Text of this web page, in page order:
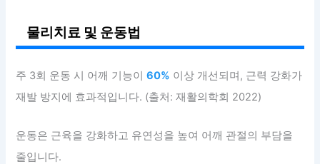
물리치료 및 운동법
주 3회 운동 시 어깨 기능이60% 이상 개선되며, 근력 강화가
재발 방지에 효과적입니다. (출처: 재활의학회 2022)
운동은 근육을 강화하고 유연성을 높여 어깨 관절의 부담을
줄입니다.